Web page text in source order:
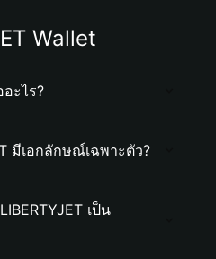
Wallet
อะไร?
มีเอกลักษณ์เฉพาะตัว?
เป็น